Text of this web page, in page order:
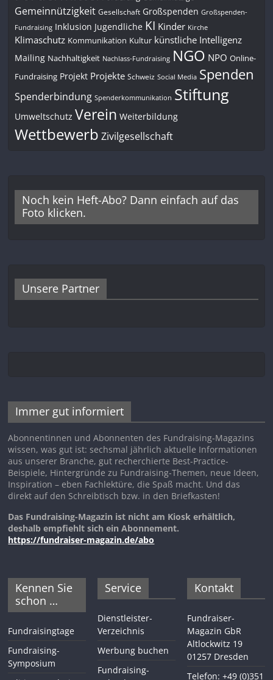
Gemeinnützigkeit Gesellschaft Großspenden Großspenden-
Fundraising Inklusion Jugendliche KI Kinder Kirche
Klimaschutz Kommunikation Kultur künstliche Intelligenz
Mailing Nachhaltigkeit Nachlass-Fundraising NGO NPO Online-
Fundraising Projekt Projekte Schweiz Social Media Spenden
Spenderbindung Spenderkommunikation Stiftung
Umweltschutz Verein Weiterbildung
Wettbewerb Zivilgesellschaft
Noch kein Heft-Abo? Dann einfach auf das
Foto klicken.
Unsere Partner
Immer gut informiert
Abonnentinnen und Abonnenten des Fundraising-Magazins
wissen, was gut ist: sechsmal jährlich aktuelle Informationen
aus unserer Branche, gut recherchierte Best-Practice-
Beispiele, Hintergründe zu Fundraising-Themen, neue Ideen,
Inspiration – eben Fachlektüre, die Spaß macht. Und das
direkt auf den Schreibtisch bzw. in den Briefkasten!
Das Fundraising-Magazin ist nicht am Kiosk erhältlich,
deshalb empfiehlt sich ein Abonnement.
https://fundraiser-magazin.de/abo
Kennen Sie
schon …
Fundraisingtage
Fundraising-
Symposium
Service
Dienstleister-
Verzeichnis
Werbung buchen
Fundraising-
Kontakt
Fundraiser-
Magazin GbR
Altlockwitz 19
01257 Dresden
Telefon: +49 (0)351